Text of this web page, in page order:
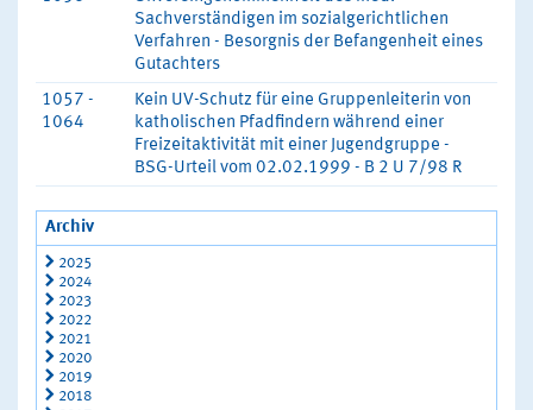
Sachverständigen im sozialgerichtlichen
Verfahren - Besorgnis der Befangenheit eines
Gutachters
1057 -
1064
Kein UV-Schutz für eine Gruppenleiterin von
katholischen Pfadfindern während einer
Freizeitaktivität mit einer Jugendgruppe -
BSG-Urteil vom 02.02.1999 - B 2 U 7/98 R
Archiv
2025
2024
2023
2022
2021
2020
2019
2018